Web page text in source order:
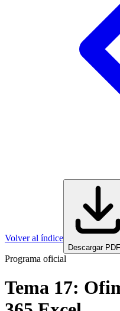
Volver al índice
Descargar PDF
Programa oficial
Tema 17: